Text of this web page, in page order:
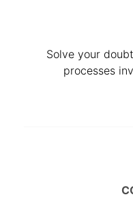
Solve your
processes